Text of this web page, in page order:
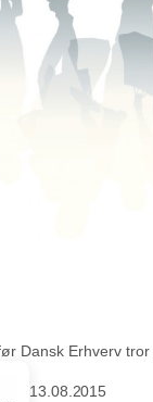
Dansk Erhverv tror
13.08.2015